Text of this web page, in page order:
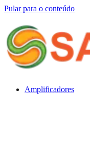
Pular para o conteúdo
Amplificadores